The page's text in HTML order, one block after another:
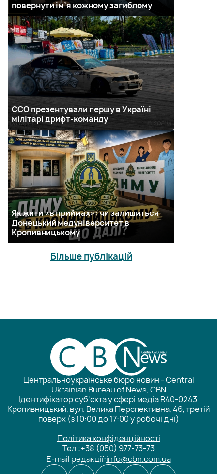
повернути ім’я кожному загиблому
ССО презентували першу в Україні
мілітарі дрифт-команду
Як жити «в приймах»: чи залишиться
Донецький медуніверситет в
Кропивницькому
Більше публікацій
Центральноукраїнське бюро новин - Central
Ukrainian Bureau of News, CBN
Ідентифікатор суб'єкта у сфері медіа R40-0243
Кропивницький, вул. Велика Перспективна, 46, третій
поверх (з 10:00 до 17:00 у робочі дні)
Політика конфіденційності
Тел.:+38 (050) 977-73-73
E-mail редакції:info@cbn.com.ua